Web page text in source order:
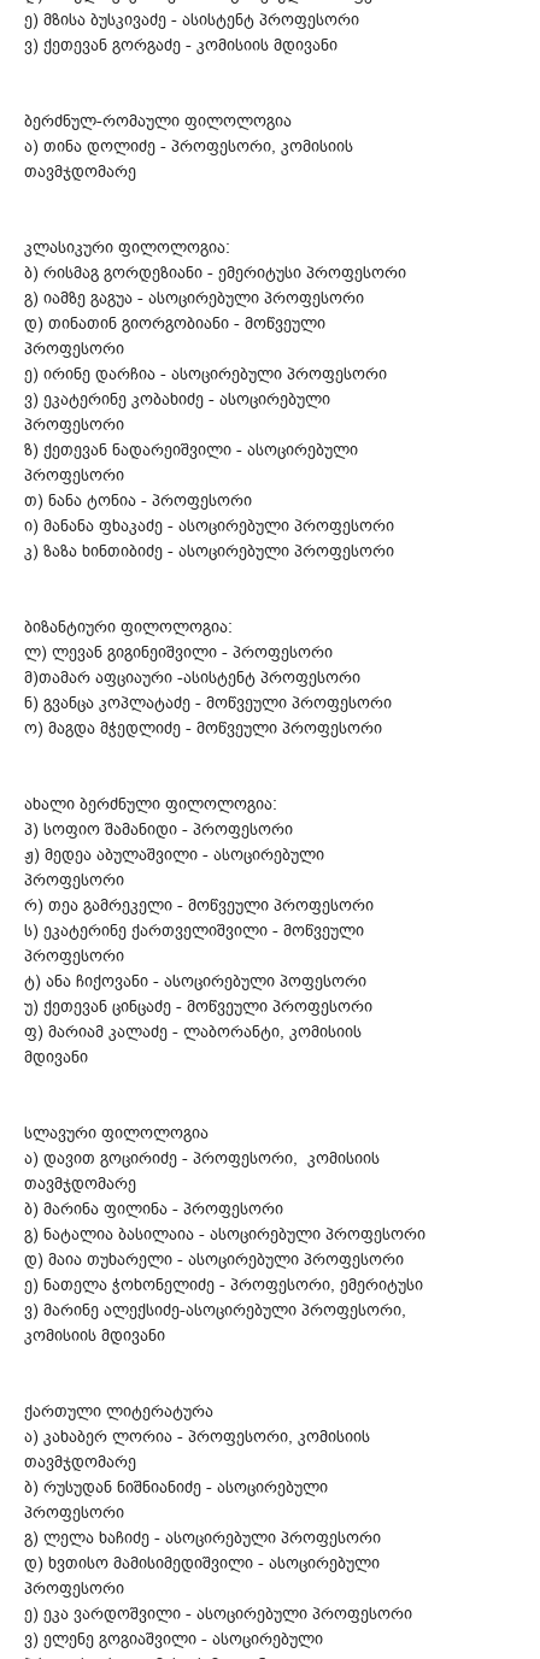
ე) მზისა ბუსკივაძე - ასისტენტ პროფესორი
ვ) ქეთევან გორგაძე - კომისიის მდივანი
ბერძნულ-რომაული ფილოლოგია
ა) თინა დოლიძე - პროფესორი, კომისიის
თავმჯდომარე
კლასიკური ფილოლოგია:
ბ) რისმაგ გორდეზიანი - ემერიტუსი პროფესორი
გ) იამზე გაგუა - ასოცირებული პროფესორი
დ) თინათინ გიორგობიანი - მოწვეული
პროფესორი
ე) ირინე დარჩია - ასოცირებული პროფესორი
ვ) ეკატერინე კობახიძე - ასოცირებული
პროფესორი
ზ) ქეთევან ნადარეიშვილი - ასოცირებული
პროფესორი
თ) ნანა ტონია - პროფესორი
ი) მანანა ფხაკაძე - ასოცირებული პროფესორი
კ) ზაზა ხინთიბიძე - ასოცირებული პროფესორი
ბიზანტიური ფილოლოგია:
ლ) ლევან გიგინეიშვილი - პროფესორი
მ)თამარ აფციაური -ასისტენტ პროფესორი
ნ) გვანცა კოპლატაძე - მოწვეული პროფესორი
ო) მაგდა მჭედლიძე - მოწვეული პროფესორი
ახალი ბერძნული ფილოლოგია:
პ) სოფიო შამანიდი - პროფესორი
ჟ) მედეა აბულაშვილი - ასოცირებული
პროფესორი
რ) თეა გამრეკელი - მოწვეული პროფესორი
ს) ეკატერინე ქართველიშვილი - მოწვეული
პროფესორი
ტ) ანა ჩიქოვანი - ასოცირებული პოფესორი
უ) ქეთევან ცინცაძე - მოწვეული პროფესორი
ფ) მარიამ კალაძე - ლაბორანტი, კომისიის
მდივანი
სლავური ფილოლოგია
ა) დავით გოცირიძე - პროფესორი, კომისიის
თავმჯდომარე
ბ) მარინა ფილინა - პროფესორი
გ) ნატალია ბასილაია - ასოცირებული პროფესორი
დ) მაია თუხარელი - ასოცირებული პროფესორი
ე) ნათელა ჭოხონელიძე - პროფესორი, ემერიტუსი
ვ) მარინე ალექსიძე-ასოცირებული პროფესორი,
კომისიის მდივანი
ქართული ლიტერატურა
ა) კახაბერ ლორია - პროფესორი, კომისიის
თავმჯდომარე
ბ) რუსუდან ნიშნიანიძე - ასოცირებული
პროფესორი
გ) ლელა ხაჩიძე - ასოცირებული პროფესორი
დ) ხვთისო მამისიმედიშვილი - ასოცირებული
პროფესორი
ე) ეკა ვარდოშვილი - ასოცირებული პროფესორი
ვ) ელენე გოგიაშვილი - ასოცირებული